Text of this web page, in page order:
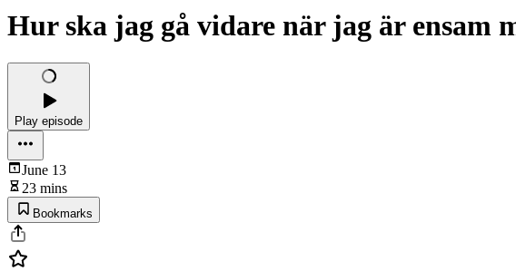
Hur ska jag gå vidare när jag är ensam
Play episode
June 13
23 mins
Bookmarks